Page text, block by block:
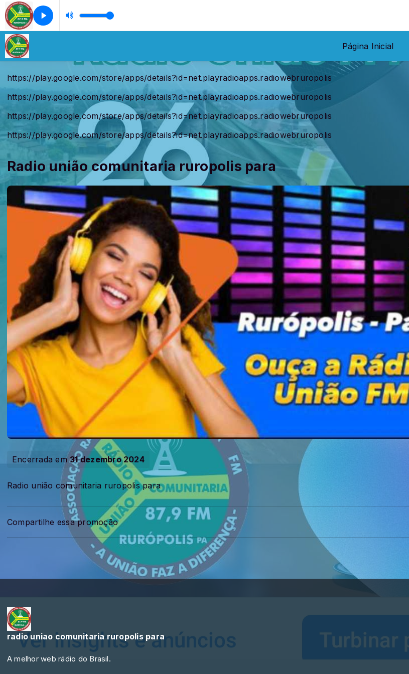
Página Inicial
https://play.google.com/store/apps/details?id=net.playradioapps.radiowebruropolis
https://play.google.com/store/apps/details?id=net.playradioapps.radiowebruropolis
https://play.google.com/store/apps/details?id=net.playradioapps.radiowebruropolis
https://play.google.com/store/apps/details?id=net.playradioapps.radiowebruropolis
Radio união comunitaria ruropolis para
Encerrada em31 dezembro 2024
Radio união comunitaria ruropolis para
Compartilhe essa promoção
radio uniao comunitaria ruropolis para
A melhor web rádio do Brasil.